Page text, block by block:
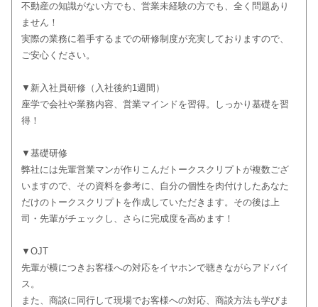
不動産の知識がない方でも、営業未経験の方でも、全く問題あり
ません！
実際の業務に着手するまでの研修制度が充実しておりますので、
ご安心ください。
▼新入社員研修（入社後約1週間）
座学で会社や業務内容、営業マインドを習得。しっかり基礎を習
得！
▼基礎研修
弊社には先輩営業マンが作りこんだトークスクリプトが複数ござ
いますので、その資料を参考に、自分の個性を肉付けしたあなた
だけのトークスクリプトを作成していただきます。その後は上
司・先輩がチェックし、さらに完成度を高めます！
▼OJT
先輩が横につきお客様への対応をイヤホンで聴きながらアドバイ
ス。
また、商談に同行して現場でお客様への対応、商談方法も学びま